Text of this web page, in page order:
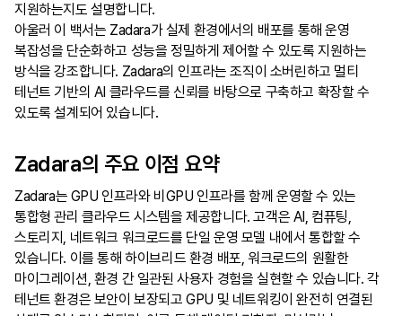
지원하는지도 설명합니다.
아울러 이 백서는 Zadara가 실제 환경에서의 배포를 통해 운영
복잡성을 단순화하고 성능을 정밀하게 제어할 수 있도록 지원하는
방식을 강조합니다. Zadara의 인프라는 조직이 소버린하고 멀티
테넌트 기반의 AI 클라우드를 신뢰를 바탕으로 구축하고 확장할 수
있도록 설계되어 있습니다.
Zadara의 주요 이점 요약
Zadara는 GPU 인프라와 비GPU 인프라를 함께 운영할 수 있는
통합형 관리 클라우드 시스템을 제공합니다. 고객은 AI, 컴퓨팅,
스토리지, 네트워크 워크로드를 단일 운영 모델 내에서 통합할 수
있습니다. 이를 통해 하이브리드 환경 배포, 워크로드의 원활한
마이그레이션, 환경 간 일관된 사용자 경험을 실현할 수 있습니다. 각
테넌트 환경은 보안이 보장되고 GPU 및 네트워킹이 완전히 연결된